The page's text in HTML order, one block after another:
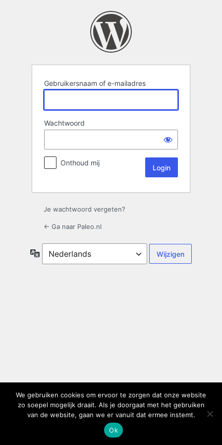
Gebruikersnaam of e-mailadres
Wachtwoord
Onthoud mij
Je wachtwoord vergeten?
← Ga naar Paleo.nl
Taal
We gebruiken cookies om ervoor te zorgen dat onze website
zo soepel mogelijk draait. Als je doorgaat met het gebruiken
van de website, gaan we er vanuit dat ermee instemt.
Ok